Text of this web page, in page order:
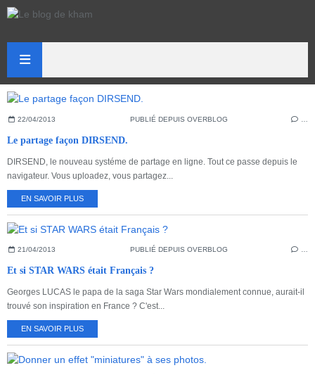
22/04/2013 PUBLIÉ DEPUIS OVERBLOG
Le partage façon DIRSEND.
DIRSEND, le nouveau systéme de partage en ligne. Tout ce passe depuis le
navigateur. Vous uploadez, vous partagez...
EN SAVOIR PLUS
21/04/2013 PUBLIÉ DEPUIS OVERBLOG …
Et si STAR WARS était Français ?
Georges LUCAS le papa de la saga Star Wars mondialement connue, aurait-il
trouvé son inspiration en France ? C'est...
EN SAVOIR PLUS